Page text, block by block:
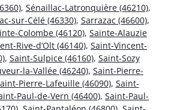
, Sénaillac-Latronquière (46210),
sur-Célé (46330), Sarrazac (46600),
Colombe (46120), Sainte-Alauzie
Rive-d’Olt (46140), Saint-Vincent-
, Saint-Sulpice (46160), Saint-Sozy
la-Vallée (46240), Saint-Pierre-
Pierre-Lafeuille (46090), Saint-
Paul-de-Vern (46400), Saint-Paul-